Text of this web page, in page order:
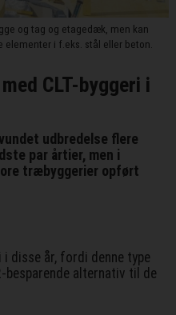
og tag og etagedæk, men kan
i f.eks. stål eller beton.
CLT-byggeri i
udbredelse flere
par årtier, men i
træbyggerier opført
disse år, fordi denne type
besparende alternativ til de